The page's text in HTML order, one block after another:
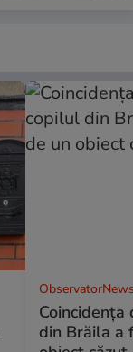
Coincidența
din Brăila a